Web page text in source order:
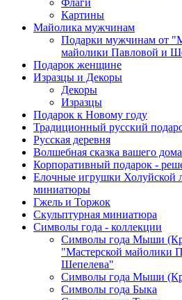
Флаги
Картины
Майолика мужчинам
Подарки мужчинам от
майолики Павловой и
Подарок женщине
Изразцы и Декоры
Декоры
Изразцы
Подарок к Новому году
Традиционный русский
Русская деревня
Волшебная сказка вашего дома
Корпоративный подарок -
Елочные игрушки Холуйской
миниатюры
Гжель и Торжок
Скульптурная миниатюра
Символы года - коллекции
Символы года Мыши
"Мастерской майолики
Шепелева"
Символы года Мыши
Символы года Быка